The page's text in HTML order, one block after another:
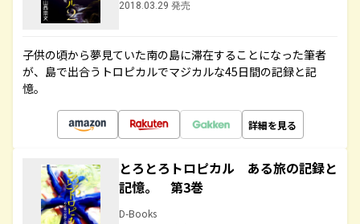
2018.03.29 発売
子供の頃から夢見ていた南の島に滞在することになった筆者
が、島で出合うトロピカルでマジカルな45日間の記録と記
憶。
詳細を見る
とろとろトロピカル ある旅の記録と
記憶。 第3巻
D-Books